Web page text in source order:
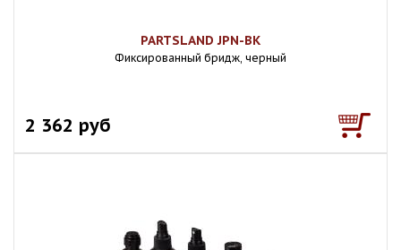
PARTSLAND JPN-BK
Фиксированный бридж, черный
2 362 руб